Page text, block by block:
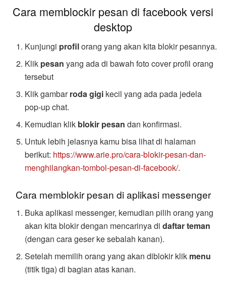
Cara memblockir pesan di facebook versi
desktop
Kunjungi profilorang yang akan kita blokir pesannya.
Klik pesan yang ada di bawah foto cover profil orang
tersebut
Klik gambarroda gigi kecil yang ada pada jedela
pop-up chat.
Kemudian klik blokir pesan dan konfirmasi.
Untuk lebih jelasnya kamu bisa lihat di halaman
berikut: https://www.arie.pro/cara-blokir-pesan-dan-
menghilangkan-tombol-pesan-di-facebook/.
Cara memblokir pesan di aplikasi messenger
Buka aplikasi messenger, kemudian pilih orang yang
akan kita blokir dengan mencarinya didaftar teman
(dengan cara geser ke sebalah kanan).
Setelah memilih orang yang akan diblokir klik menu
(titik tiga) di bagian atas kanan.